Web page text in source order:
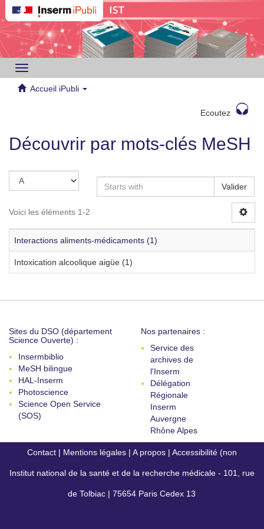
Toggle
navigation
Accueil iPubli
Ecoutez
Découvrir par mots-clés MeSH
Valider
Voici les éléments 1-2
Interactions aliments-médicaments (1)
Intoxication alcoolique aigüe (1)
Sites du DSO (département
Science Ouverte) :
Insermbiblio
MeSH bilingue
HAL-Inserm
Photoscience
Science Open Service
(SOS)
Nos partenaires :
Service des
archives de
l'Inserm
Délégation
Régionale
Inserm
Auvergne
Rhône Alpes
Contact | Mentions légales | A propos | Accessibilité (non
conforme)
Institut national de la santé et de la recherche médicale - 101, rue
de Tolbiac | 75654 Paris Cedex 13